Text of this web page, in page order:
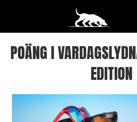
POÄNG I
EDITION